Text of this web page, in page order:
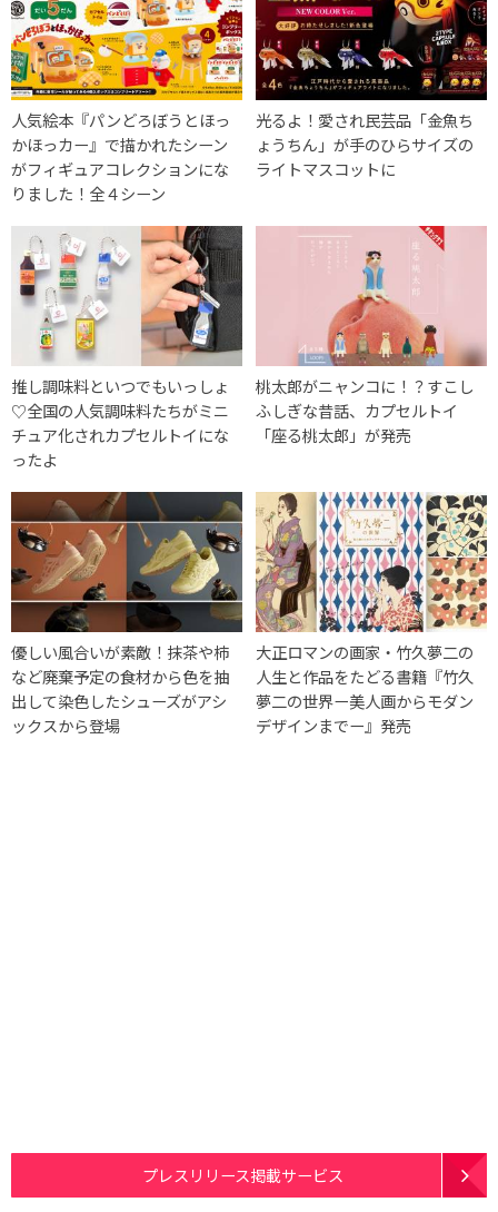
人気絵本『パンどろぼうとほっ
かほっカー』で描かれたシーン
がフィギュアコレクションにな
りました！全４シーン
光るよ！愛され民芸品「金魚ち
ょうちん」が手のひらサイズの
ライトマスコットに
推し調味料といつでもいっしょ
♡全国の人気調味料たちがミニ
チュア化されカプセルトイにな
ったよ
桃太郎がニャンコに！？すこし
ふしぎな昔話、カプセルトイ
「座る桃太郎」が発売
優しい風合いが素敵！抹茶や柿
など廃棄予定の食材から色を抽
出して染色したシューズがアシ
ックスから登場
大正ロマンの画家・竹久夢二の
人生と作品をたどる書籍『竹久
夢二の世界ー美人画からモダン
デザインまでー』発売
プレスリリース掲載サービス